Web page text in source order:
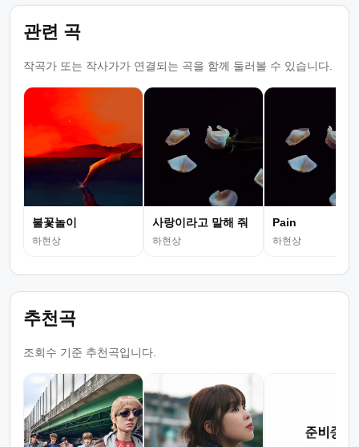
관련 곡
작곡가 또는 작사가가 연결되는 곡을 함께 둘러볼 수 있습니다.
불꽃놀이
하현상
사랑이라고 말해 줘
하현상
Pain
하현상
추천곡
조회수 기준 추천곡입니다.